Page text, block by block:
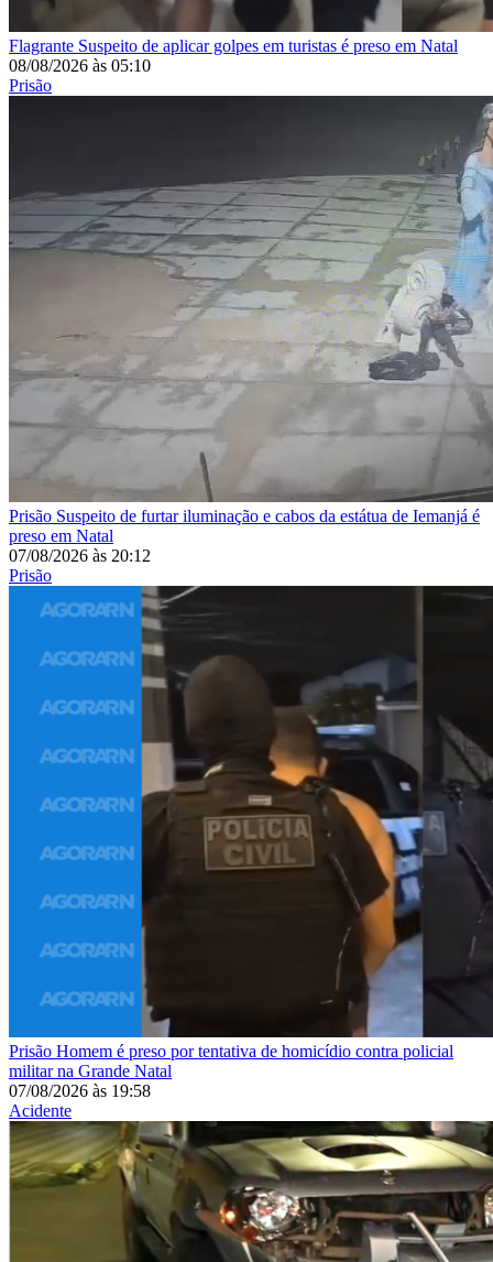
Flagrante Suspeito de aplicar golpes em turistas é preso em Natal
08/08/2026 às 05:10
Prisão
Prisão Suspeito de furtar iluminação e cabos da estátua de Iemanjá é
preso em Natal
07/08/2026 às 20:12
Prisão
Prisão Homem é preso por tentativa de homicídio contra policial
militar na Grande Natal
07/08/2026 às 19:58
Acidente